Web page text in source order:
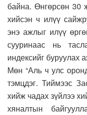
байна. Өнгөрсөн 30
хийсэн ч илүү
энэ ажлыг илүү
сууринаас нь
индексийг буруулах
Мөн “Аль ч улс
тэмцдэг. Тиймээс
хийж чадах зүйлээ
хяналтын